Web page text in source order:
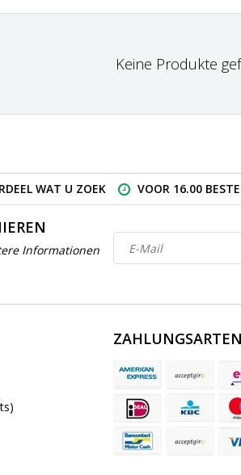
Keine Produkte
WAT U ZOEK
VOOR 16.00
Informationen
ZAHLUNGSARTEN